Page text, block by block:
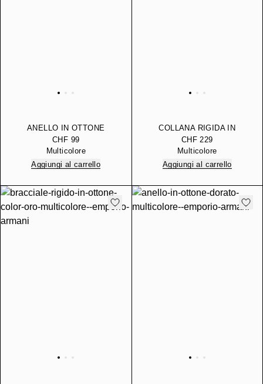
ANELLO IN OTTONE
COLOR ARGENTO
CHF 99
Multicolore
Aggiungi al carrello
COLLANA RIGIDA IN
OTTONE COLOR ORO
CHF 229
Multicolore
Aggiungi al carrello